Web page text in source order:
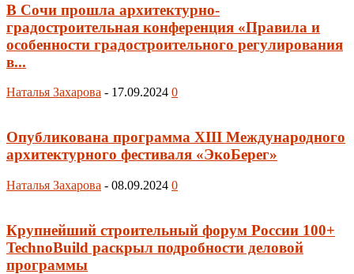
В Сочи прошла архитектурно-
градостроительная конференция «Правила и
особенности градостроительного регулирования
в...
Наталья Захарова - 17.09.2024 0
Опубликована программа XIII Международного
архитектурного фестиваля «ЭкоБерег»
Наталья Захарова - 08.09.2024 0
Крупнейший строительный форум России 100+
TechnoBuild раскрыл подробности деловой
программы